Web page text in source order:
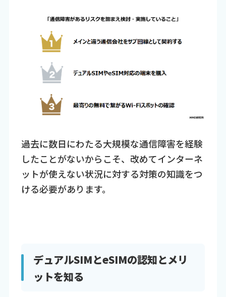
過去に数日にわたる大規模な通信障害を経験
したことがないからこそ、改めてインターネ
ットが使えない状況に対する対策の知識をつ
ける必要があります。
デュアルSIMとeSIMの認知とメリ
ットを知る